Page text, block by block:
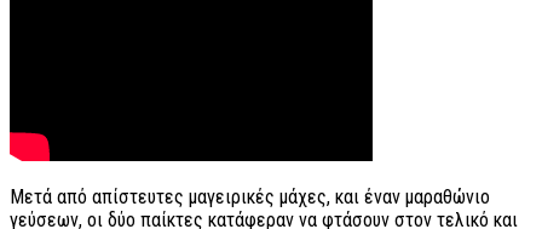
Μετά από απίστευτες μαγειρικές μάχες, και έναν μαραθώνιο
γεύσεων, οι δύο παίκτες κατάφεραν να φτάσουν στον τελικό και